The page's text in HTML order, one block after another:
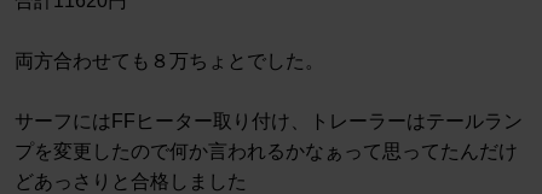
両方合わせても８万ちょとでした。
サーフにはFFヒーター取り付け、トレーラーはテールラン
プを変更したので何か言われるかなぁって思ってたんだけ
どあっさりと合格しました